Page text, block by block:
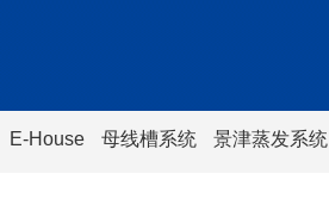
E-House 母线槽系统 景津蒸发系统